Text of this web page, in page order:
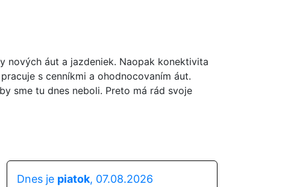
nových áut a jazdeniek. Naopak konektivita
s cenníkmi a ohodnocovaním áut.
sme tu dnes neboli. Preto má rád svoje
Dnes je piatok, 07.08.2026